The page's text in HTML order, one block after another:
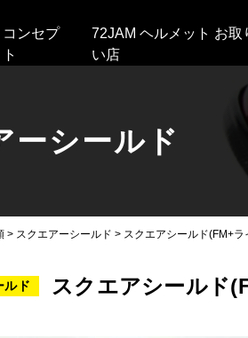
コンセプ
ト
72JAM ヘルメット お取
い店
ーシールド
> スクエアーシールド > スクエアシールド(FM+
ルド スクエアシールド